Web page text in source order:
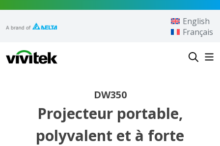
Vivitek
English
Français
DW350
Projecteur portable,
polyvalent et à forte